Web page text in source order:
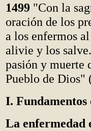
1499 "Con la
oración de los
a los enfermos
alivie y los
pasión y muerte
Pueblo de Dios"
I. Fundamentos
La enfermedad